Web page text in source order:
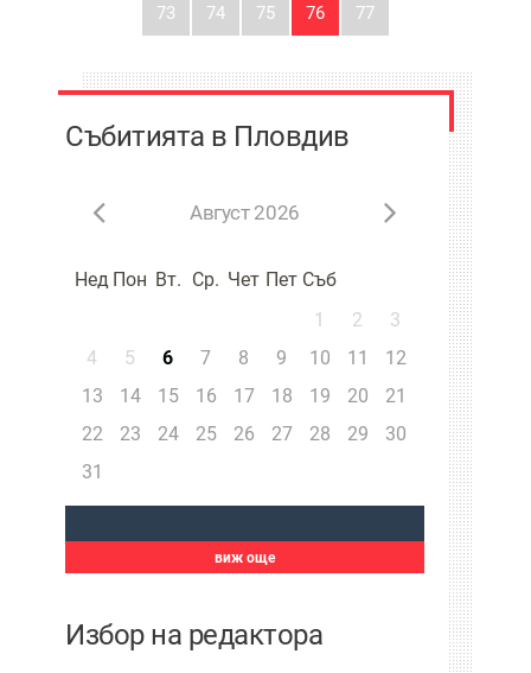
73 74 75 76 77
Събитията в Пловдив
Август 2026
Нед Пон Вт. Ср. Чет Пет Съб
1
2
3
4
5 6 7 8 9 10 11
12
13
14 15 16 17 18 19 20
21
22
23 24 25 26 27 28 29
30
31
виж още
Избор на редактора